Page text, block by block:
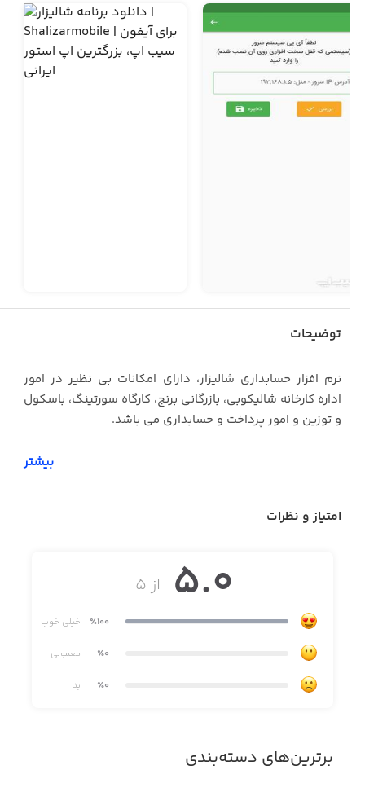
توضیحات
نرم افزار حسابداری شالیزار، دارای امکانات بی نظیر در امور
اداره کارخانه شالیکوبی، بازرگانی برنج، کارگاه سورتینگ، باسکول
و توزین و امور پرداخت و حسابداری می باشد.
کارخانه می توانند با در دست داشتن یک تبلت و یا موبایل خود
و تولید محصول را مشخص و ثبت خشک کن ها را انجام دهد.
نرم افزار موبایل شالیزار جهت سهولت انجام امور کارخانه طراحی
و توسعه داده شده است.
بیشتر
امتیاز و نظرات
از ۵ 5.0
٪100 خیلی خوب
٪0 معمولی
٪0 بد
برترین‌های دسته‌بندی